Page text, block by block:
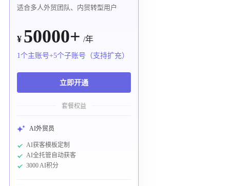
适合多人外贸团队、内贸转型用户
¥ 50000+ /年
1个主账号+5个子账号（支持扩充）
立即开通
套餐权益
AI外贸员
AI获客模板定制
AI全托管自动获客
3000 AI积分